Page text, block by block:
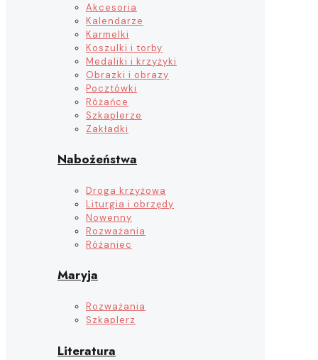
Akcesoria
Kalendarze
Karmelki
Koszulki i torby
Medaliki i krzyżyki
Obrazki i obrazy
Pocztówki
Różańce
Szkaplerze
Zakładki
Nabożeństwa
Droga krzyżowa
Liturgia i obrzędy
Nowenny
Rozważania
Różaniec
Maryja
Rozważania
Szkaplerz
Literatura